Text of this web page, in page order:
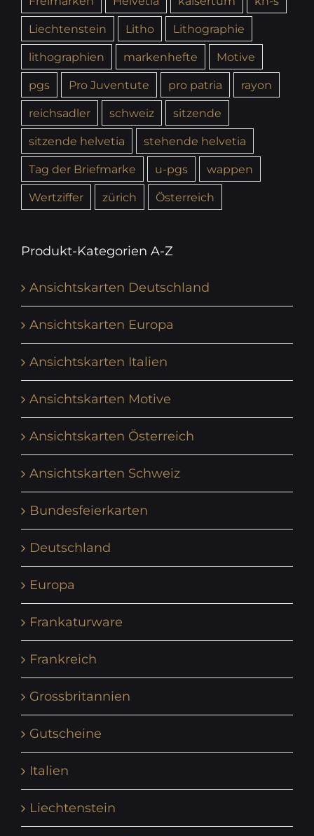
Liechtenstein
Litho
Lithographie
lithographien
markenhefte
Motive
pgs
Pro Juventute pro patria
rayon
reichsadler
schweiz
sitzende
sitzende helvetia
stehende helvetia
Tag der Briefmarke
u-pgs
wappen
Wertziffer
zürich Österreich
Produkt-Kategorien A-Z
Ansichtskarten Deutschland
Ansichtskarten Europa
Ansichtskarten Italien
Ansichtskarten Motive
Ansichtskarten Österreich
Ansichtskarten Schweiz
Bundesfeierkarten
Deutschland
Europa
Frankaturware
Frankreich
Grossbritannien
Gutscheine
Italien
Liechtenstein